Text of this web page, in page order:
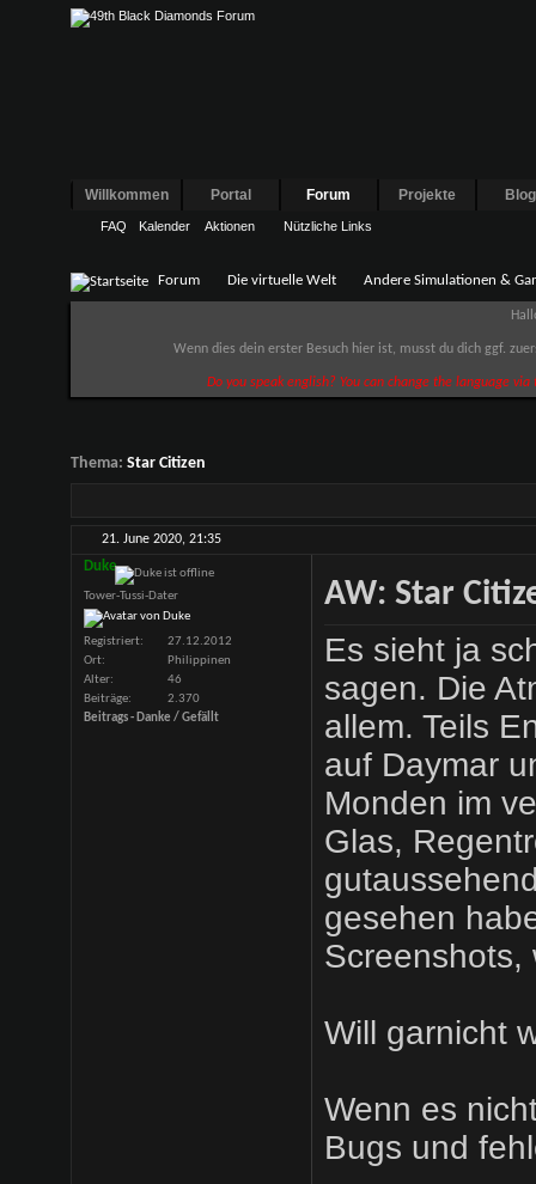
Willkommen Portal Forum
FAQ Kalender Aktionen Nützliche Links
Projekte
Forum Die virtuelle Welt Andere Simulationen &
Wenn dies dein erster Besuch hier ist, musst du dich ggf.
Do you speak english? You can change the language
Thema: Star Citizen
21. June 2020, 21:35
Duke
Tower-Tussi-Dater
Registriert
27.12.2012
Ort
Philippinen
Alter
46
Beiträge
2.370
Beitrags - Danke / Gefällt
AW: Star
Es sieht ja
sagen. Die
allem. Teils
auf Daymar
Monden im
Glas,
gesehen
Screenshots,
Will garnicht
Wenn es
Bugs und